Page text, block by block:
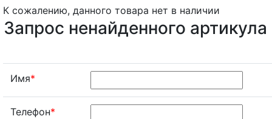
К сожалению, данного товара нет в наличии
Запрос ненайденного артикула
Имя*
Телефон*